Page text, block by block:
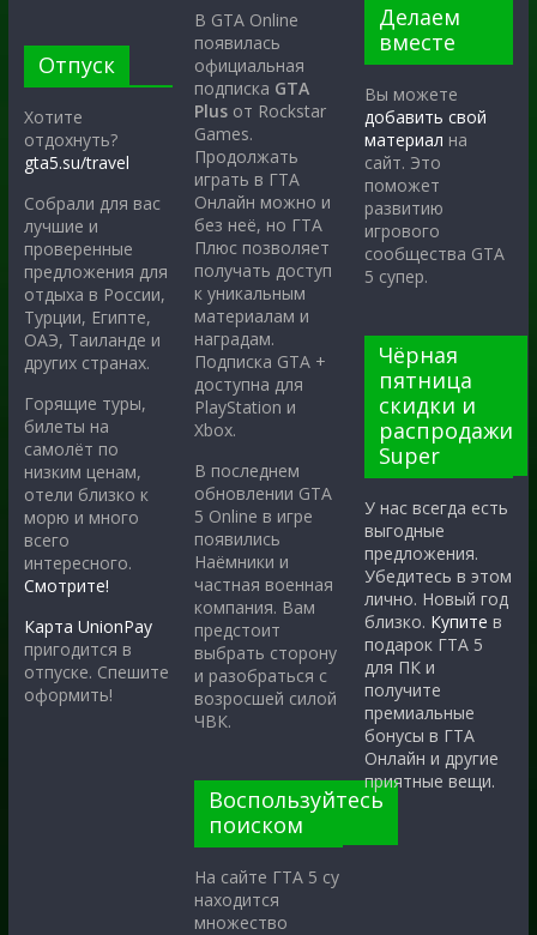
Отпуск
Хотите
отдохнуть?
gta5.su/travel
Собрали для вас
лучшие и
проверенные
предложения для
отдыха в России,
Турции, Египте,
ОАЭ, Таиланде и
других странах.
Горящие туры,
билеты на
самолёт по
низким ценам,
отели близко к
морю и много
всего
интересного.
Смотрите!
Карта UnionPay
пригодится в
отпуске. Спешите
оформить!
В GTA Online
появилась
официальная
подписка GTA
Plus от Rockstar
Games.
Продолжать
играть в ГТА
Онлайн можно и
без неё, но ГТА
Плюс позволяет
получать доступ
к уникальным
материалам и
наградам.
Подписка GTA +
доступна для
PlayStation и
Xbox.
В последнем
обновлении GTA
5 Online в игре
появились
Наёмники и
частная военная
компания. Вам
предстоит
выбрать сторону
и разобраться с
возросшей силой
ЧВК.
Воспользуйтесь
поиском
На сайте ГТА 5 су
находится
множество
Делаем
вместе
Вы можете
добавить свой
материал на
сайт. Это
поможет
развитию
игрового
сообщества GTA
5 супер.
Чёрная
пятница
скидки и
распродажи
Super
У нас всегда есть
выгодные
предложения.
Убедитесь в этом
лично. Новый год
близко. Купите в
подарок ГТА 5
для ПК и
получите
премиальные
бонусы в ГТА
Онлайн и другие
приятные вещи.